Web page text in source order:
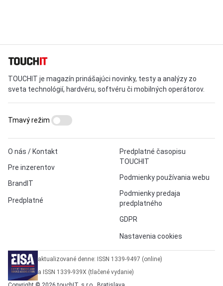
TOUCHIT je magazín prinášajúci novinky, testy a analýzy zo
sveta technológií, hardvéru, softvéru či mobilných operátorov.
O nás / Kontakt
Pre inzerentov
BrandIT
Predplatné
Predplatné časopisu
TOUCHIT
Podmienky používania webu
Podmienky predaja
predplatného
GDPR
Nastavenia cookies
Tmavý režim
aktualizované denne: ISSN 1339-9497 (online)
a ISSN 1339-939X (tlačené vydanie)